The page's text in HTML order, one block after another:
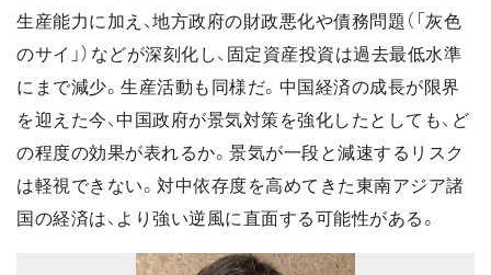
生産能力に加え、地方政府の財政悪化や債務問題（「灰色
のサイ」）などが深刻化し、固定資産投資は過去最低水準
にまで減少。生産活動も同様だ。中国経済の成長が限界
を迎えた今、中国政府が景気対策を強化したとしても、ど
の程度の効果が表れるか。景気が一段と減速するリスク
は軽視できない。対中依存度を高めてきた東南アジア諸
国の経済は、より強い逆風に直面する可能性がある。